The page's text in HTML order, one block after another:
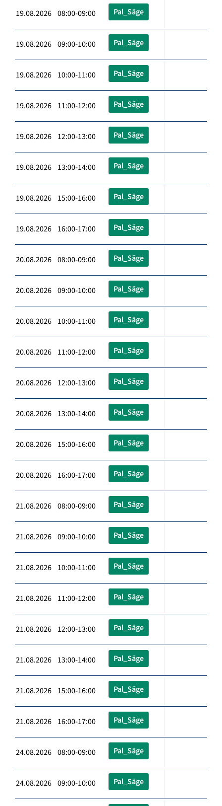
19.08.2026 08:00-09:00 Pal_Säge
19.08.2026 09:00-10:00 Pal_Säge
19.08.2026 10:00-11:00 Pal_Säge
19.08.2026 11:00-12:00 Pal_Säge
19.08.2026 12:00-13:00 Pal_Säge
19.08.2026 13:00-14:00 Pal_Säge
19.08.2026 15:00-16:00 Pal_Säge
19.08.2026 16:00-17:00 Pal_Säge
20.08.2026 08:00-09:00 Pal_Säge
20.08.2026 09:00-10:00 Pal_Säge
20.08.2026 10:00-11:00 Pal_Säge
20.08.2026 11:00-12:00 Pal_Säge
20.08.2026 12:00-13:00 Pal_Säge
20.08.2026 13:00-14:00 Pal_Säge
20.08.2026 15:00-16:00 Pal_Säge
20.08.2026 16:00-17:00 Pal_Säge
21.08.2026 08:00-09:00 Pal_Säge
21.08.2026 09:00-10:00 Pal_Säge
21.08.2026 10:00-11:00 Pal_Säge
21.08.2026 11:00-12:00 Pal_Säge
21.08.2026 12:00-13:00 Pal_Säge
21.08.2026 13:00-14:00 Pal_Säge
21.08.2026 15:00-16:00 Pal_Säge
21.08.2026 16:00-17:00 Pal_Säge
24.08.2026 08:00-09:00 Pal_Säge
24.08.2026 09:00-10:00 Pal_Säge